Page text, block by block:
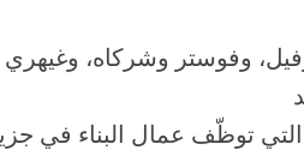
وفوستر وشركاه، وغيهري
توظّف عمال البناء في